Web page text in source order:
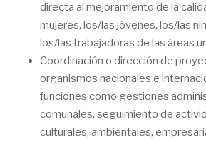
directa al mejoramiento de la
mujeres, los/las jóvenes, los/las
los/las trabajadoras de las áreas
Coordinación o dirección de
organismos nacionales e
funciones como gestiones
comunales, seguimiento de
culturales, ambientales,